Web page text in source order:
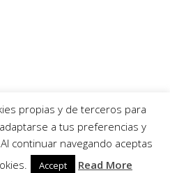
propias y de terceros para
a tus preferencias y
continuar navegando aceptas
Accept Read More